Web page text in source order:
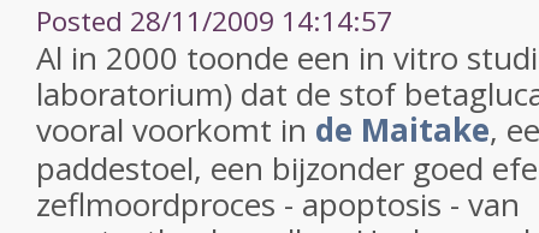
Posted 28/11/2009 14:14:57
Al in 2000 toonde een in vitro
laboratorium) dat de stof
vooral voorkomt in de Maitake,
paddestoel, een bijzonder goed
zeflmoordproces - apoptosis - van